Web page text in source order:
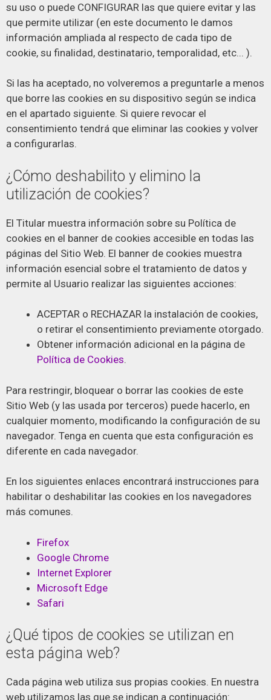
su uso o puede CONFIGURAR las que quiere evitar y las
que permite utilizar (en este documento le damos
información ampliada al respecto de cada tipo de
cookie, su finalidad, destinatario, temporalidad, etc... ).
Si las ha aceptado, no volveremos a preguntarle a menos
que borre las cookies en su dispositivo según se indica
en el apartado siguiente. Si quiere revocar el
consentimiento tendrá que eliminar las cookies y volver
a configurarlas.
¿Cómo deshabilito y elimino la
utilización de cookies?
El Titular muestra información sobre su Política de
cookies en el banner de cookies accesible en todas las
páginas del Sitio Web. El banner de cookies muestra
información esencial sobre el tratamiento de datos y
permite al Usuario realizar las siguientes acciones:
ACEPTAR o RECHAZAR la instalación de cookies,
o retirar el consentimiento previamente otorgado.
Obtener información adicional en la página de
Política de Cookies.
Para restringir, bloquear o borrar las cookies de este
Sitio Web (y las usada por terceros) puede hacerlo, en
cualquier momento, modificando la configuración de su
navegador. Tenga en cuenta que esta configuración es
diferente en cada navegador.
En los siguientes enlaces encontrará instrucciones para
habilitar o deshabilitar las cookies en los navegadores
más comunes.
Firefox
Google Chrome
Internet Explorer
Microsoft Edge
Safari
¿Qué tipos de cookies se utilizan en
esta página web?
Cada página web utiliza sus propias cookies. En nuestra
web utilizamos las que se indican a continuación: